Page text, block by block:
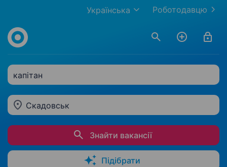
Роботодавцю
Українська
капітан
Скадовськ
Знайти вакансії
Підібрати